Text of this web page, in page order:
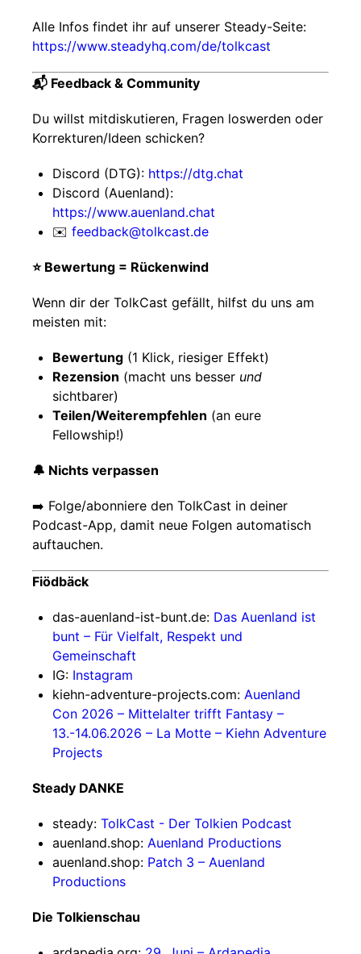
Alle Infos findet ihr auf unserer Steady-Seite:
https://www.steadyhq.com/de/tolkcast
📬 Feedback & Community
Du willst mitdiskutieren, Fragen loswerden oder
Korrekturen/Ideen schicken?
Discord (DTG): https://dtg.chat
Discord (Auenland):
https://www.auenland.chat
✉️ feedback@tolkcast.de
⭐️ Bewertung = Rückenwind
Wenn dir der TolkCast gefällt, hilfst du uns am
meisten mit:
Bewertung (1 Klick, riesiger Effekt)
Rezension (macht uns besser und
sichtbarer)
Teilen/Weiterempfehlen (an eure
Fellowship!)
🔔 Nichts verpassen
➡️ Folge/abonniere den TolkCast in deiner
Podcast-App, damit neue Folgen automatisch
auftauchen.
Fiödbäck
das-auenland-ist-bunt.de: Das Auenland ist
bunt – Für Vielfalt, Respekt und
Gemeinschaft
IG: Instagram
kiehn-adventure-projects.com: Auenland
Con 2026 – Mittelalter trifft Fantasy –
13.-14.06.2026 – La Motte – Kiehn Adventure
Projects
Steady DANKE
steady: TolkCast - Der Tolkien Podcast
auenland.shop: Auenland Productions
auenland.shop: Patch 3 – Auenland
Productions
Die Tolkienschau